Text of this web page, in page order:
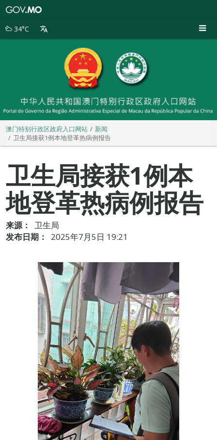
别
34°C
澳门特别行政区政府入口网站
新闻
卫生局接获1例本地登革热病例报告
卫生局接获1例本
地登革热病例报告
来源：
卫生局
发布日期：
2025年7月5日 19:21